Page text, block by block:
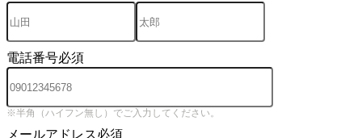
電話番号必須
※半角（ハイフン無し）でご入力してください。
メールアドレス必須